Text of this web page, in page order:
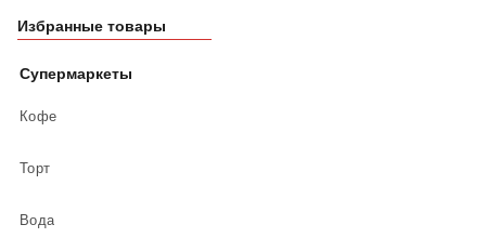
Избранные товары
Супермаркеты
Кофе
Торт
Вода